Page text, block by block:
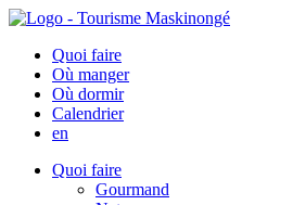
Quoi faire
Où manger
Où dormir
Calendrier
en
Quoi faire
Gourmand